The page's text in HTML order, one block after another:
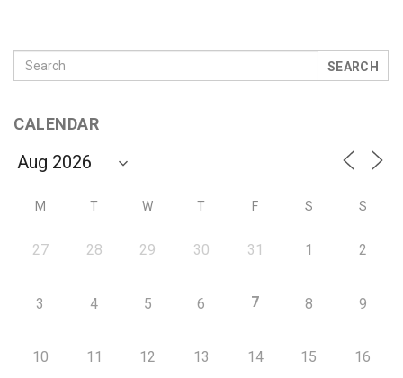
SEARCH
CALENDAR
M T W T F S S
27 28 29 30 31 1 2
3 4 5 6 7 8 9
10 11 12 13 14 15 16